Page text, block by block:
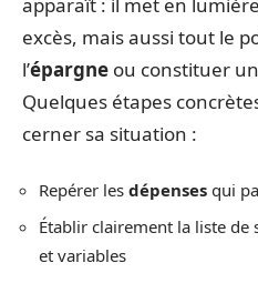
excès, mais aussi tout le
l’épargne ou constituer un
Quelques étapes
cerner sa situation :
Repérer les dépenses qui
Établir clairement la liste de
et variables